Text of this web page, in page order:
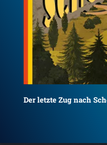
Der Mord in der
erster Fall